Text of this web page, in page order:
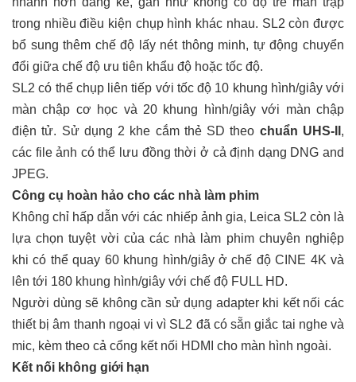
trong nhiều điều kiện chụp hình khác nhau. SL2 còn được
bổ sung thêm chế độ lấy nét thông minh, tự động chuyển
đổi giữa chế độ ưu tiên khẩu độ hoặc tốc độ.
SL2 có thể chụp liên tiếp với tốc độ 10 khung hình/giây với
màn chập cơ học và 20 khung hình/giây với màn chập
điện tử. Sử dụng 2 khe cắm thẻ SD theo chuẩn UHS-II ,
các file ảnh có thể lưu đồng thời ở cả định dạng DNG and
JPEG.
Công cụ hoàn hảo cho các nhà làm phim
Không chỉ hấp dẫn với các nhiếp ảnh gia, Leica SL2 còn là
lựa chọn tuyệt vời của các nhà làm phim chuyên nghiệp
khi có thể quay 60 khung hình/giây ở chế độ CINE 4K và
lên tới 180 khung hình/giây với chế độ FULL HD.
Người dùng sẽ không cần sử dụng adapter khi kết nối các
thiết bị âm thanh ngoại vi vì SL2 đã có sẵn giắc tai nghe và
mic, kèm theo cả cổng kết nối HDMI cho màn hình ngoài.
Kết nối không giới hạn